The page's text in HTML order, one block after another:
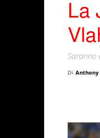
La
Saranno
Di Anthony